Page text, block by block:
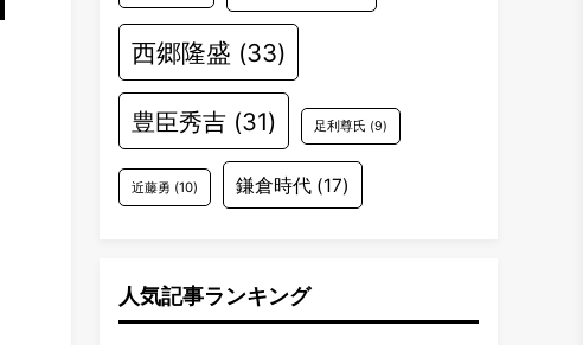
西郷隆盛 (33)
豊臣秀吉(31) 足利尊氏 (9)
近藤勇 (10) 鎌倉時代(17)
人気記事ランキング